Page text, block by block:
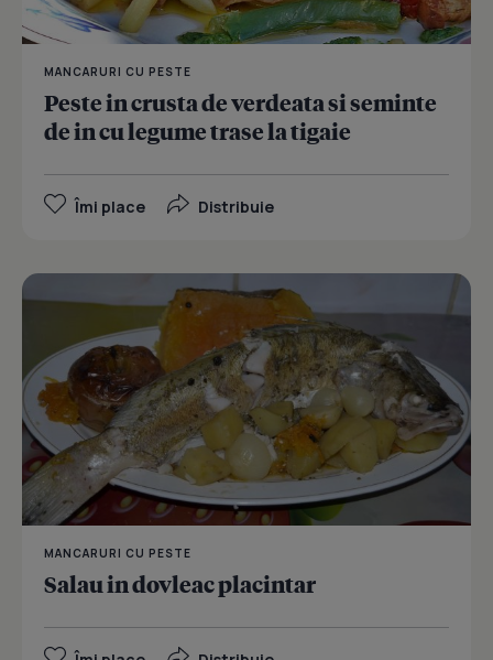
MANCARURI CU PESTE
Peste in crusta de verdeata si seminte
de in cu legume trase la tigaie
Îmi place Distribuie
MANCARURI CU PESTE
Salau in dovleac placintar